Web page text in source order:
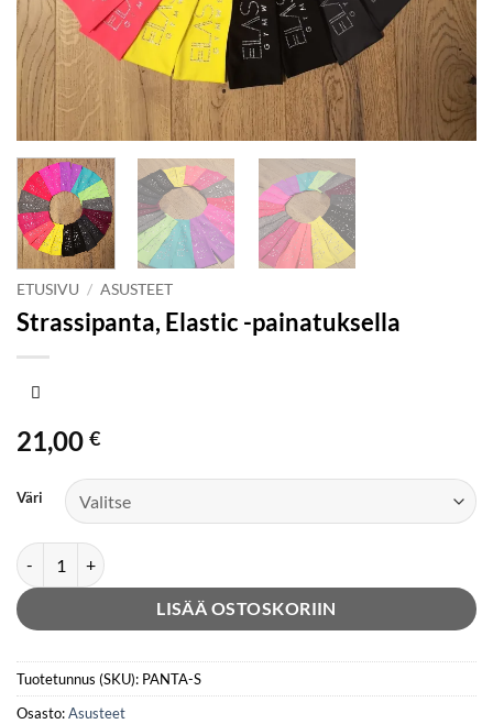
ETUSIVU / ASUSTEET
Strassipanta, Elastic -painatuksella
21,00 €
Väri
Strassipanta, Elastic -painatuksella määrä
LISÄÄ OSTOSKORIIN
Tuotetunnus (SKU): PANTA-S
Osasto:Asusteet